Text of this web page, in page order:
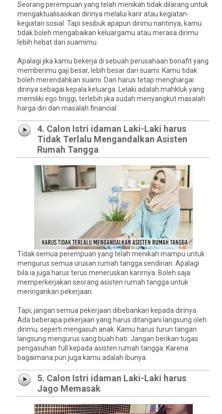
Seorang perempuan yang telah menikah tidak dilarang untuk
mengaktualisasikan dirinya melalui karir atau kegiatan-
kegiatan sosial. Tapi sesibuk apapun dirimu nantinya, kamu
tidak boleh mengabaikan keluargamu atau merasa dirimu
lebih hebat dari suamimu.
Apalagi jika kamu bekerja di sebuah perusahaan bonafit yang
memberimu gaji besar, lebih besar dari suami. Kamu tidak
boleh merendahkan suami. Dan harus tetap menghargai
dirinya sebagai kepala keluarga. Lelaki adalah mahkluk yang
memiliki ego tinggi, terlebih jika sudah menyangkut masalah
harga diri dan masalah financial.
4. Calon Istri idaman Laki-Laki harus
Tidak Terlalu Mengandalkan Asisten
Rumah Tangga
Tidak semua perempuan yang telah menikah mampu untuk
mengurus semua urusan rumah tangga sendirian. Apalagi
bila ia juga harus terus meneruskan karirnya. Boleh saja
memperkerjakan seorang asisten rumah tangga untuk
meringankan pekerjaan.
Tapi, jangan semua pekerjaan dibebankan kepada dirinya.
Ada beberapa pekerjaan yang harus ditangani langsung oleh
dirimu, seperti mengasuh anak. Kamu harus turun tangan
langsung mengurus sang buah hati. Jangan berikan tugas
pengasuhan full kepada asisten rumah tangga. Karena
bagaimana pun juga kamu adalah ibunya.
5. Calon Istri idaman Laki-Laki harus
Jago Memasak